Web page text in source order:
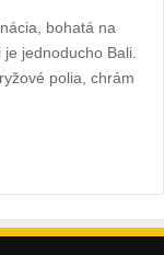
bohatá na
jednoducho Bali.
polia, chrám